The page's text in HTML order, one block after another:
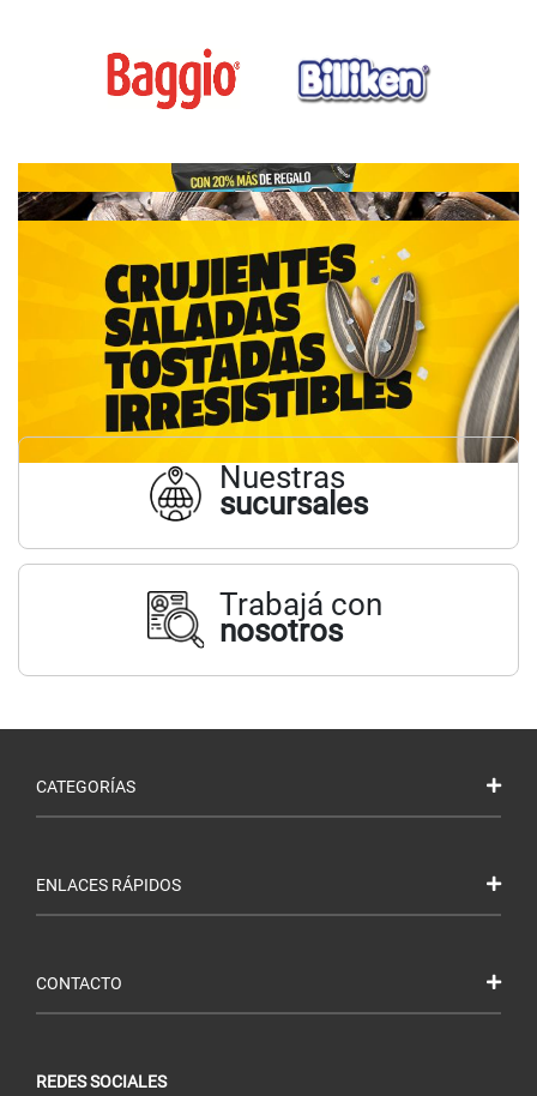
Nuestras
sucursales
Trabajá con
nosotros
CATEGORÍAS
ENLACES RÁPIDOS
CONTACTO
REDES SOCIALES